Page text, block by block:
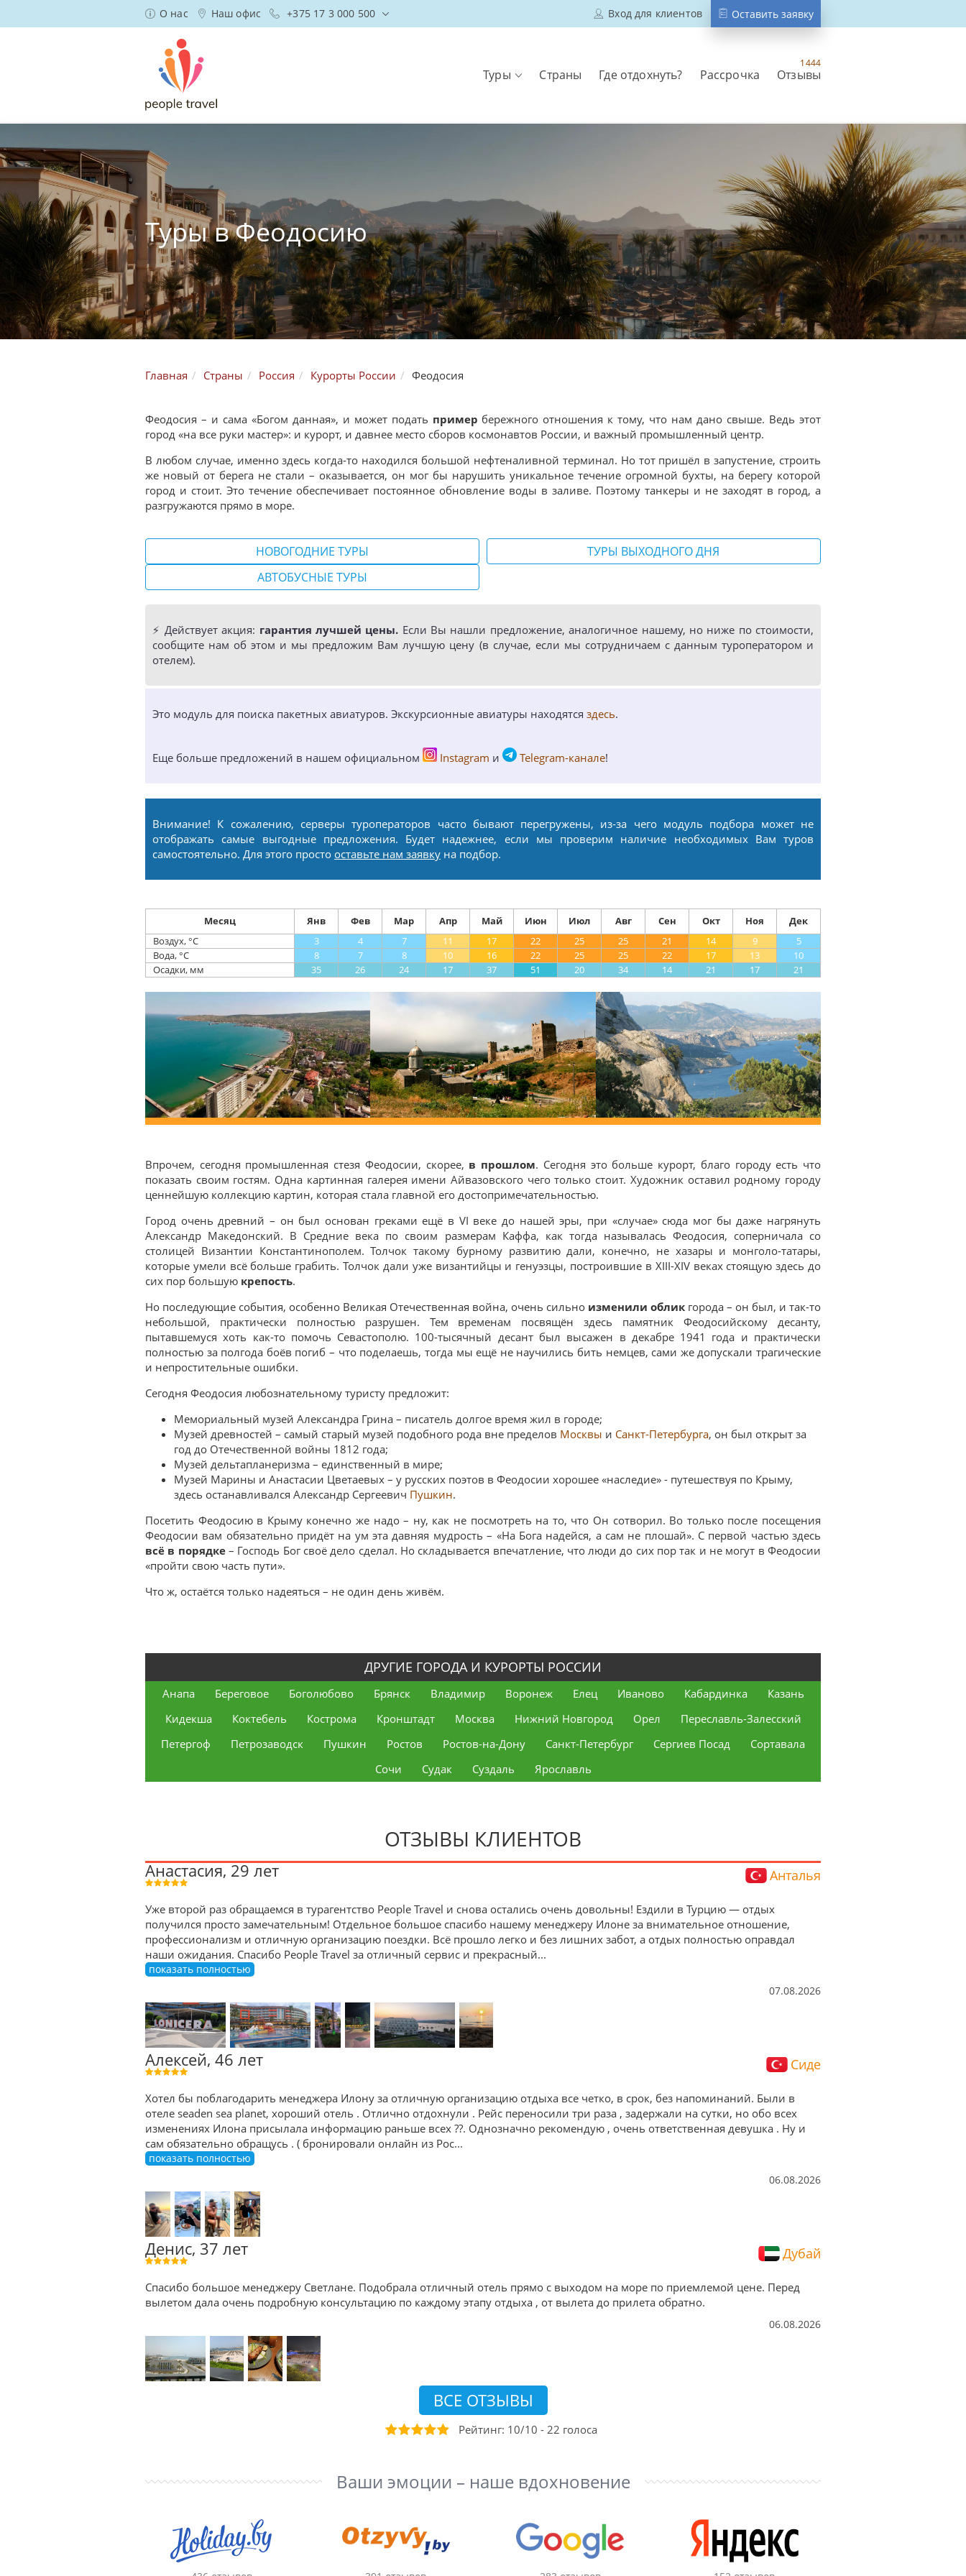
О нас Наш офис +375 17 3 000 500 Вход для клиентов Оставить заявку
Туры Страны Где отдохнуть? Рассрочка Отзывы
1444
Туры в Феодосию
Главная Страны Россия Курорты России Феодосия
Феодосия – и сама «Богом данная», и может подать пример бережного отношения к тому, что нам дано свыше. Ведь этот
город «на все руки мастер»: и курорт, и давнее место сборов космонавтов России, и важный промышленный центр.
В любом случае, именно здесь когда-то находился большой нефтеналивной терминал. Но тот пришёл в запустение, строить
же новый от берега не стали – оказывается, он мог бы нарушить уникальное течение огромной бухты, на берегу которой
город и стоит. Это течение обеспечивает постоянное обновление воды в заливе. Поэтому танкеры и не заходят в город, а
разгружаются прямо в море.
НОВОГОДНИЕ ТУРЫ
ТУРЫ ВЫХОДНОГО ДНЯ
АВТОБУСНЫЕ ТУРЫ
⚡️ Действует акция: гарантия лучшей цены. Если Вы нашли предложение, аналогичное нашему, но ниже по стоимости,
сообщите нам об этом и мы предложим Вам лучшую цену (в случае, если мы сотрудничаем с данным туроператором и
отелем).
Это модуль для поиска пакетных авиатуров. Экскурсионные авиатуры находятся здесь.
Еще больше предложений в нашем официальном Instagram и Telegram-канале!
Внимание! К сожалению, серверы туроператоров часто бывают перегружены, из-за чего модуль подбора может не
отображать самые выгодные предложения. Будет надежнее, если мы проверим наличие необходимых Вам туров
самостоятельно. Для этого просто оставьте нам заявку на подбор.
Месяц Янв Фев Мар Апр Май Июн Июл Авг Сен Окт Ноя
Дек
Воздух, °С
3 4 7 11 17 22 25 25 21 14 9
5
Вода, °С
8 7 8 10 16 22 25 25 22 17 13
10
Осадки, мм
35 26 24 17 37 51 20 34 14 21 17 21
Впрочем, сегодня промышленная стезя Феодосии, скорее, в прошлом. Сегодня это больше курорт, благо городу есть что
показать своим гостям. Одна картинная галерея имени Айвазовского чего только стоит. Художник оставил родному городу
ценнейшую коллекцию картин, которая стала главной его достопримечательностью.
Город очень древний – он был основан греками ещё в VI веке до нашей эры, при «случае» сюда мог бы даже нагрянуть
Александр Македонский. В Средние века по своим размерам Каффа, как тогда называлась Феодосия, соперничала со
столицей Византии Константинополем. Толчок такому бурному развитию дали, конечно, не хазары и монголо-татары,
которые умели всё больше грабить. Толчок дали уже византийцы и генуэзцы, построившие в XIII-XIV веках стоящую здесь до
сих пор большую крепость.
Но последующие события, особенно Великая Отечественная война, очень сильно изменили облик города – он был, и так-то
небольшой, практически полностью разрушен. Тем временам посвящён здесь памятник Феодосийскому десанту,
пытавшемуся хоть как-то помочь Севастополю. 100-тысячный десант был высажен в декабре 1941 года и практически
полностью за полгода боёв погиб – что поделаешь, тогда мы ещё не научились бить немцев, сами же допускали трагические
и непростительные ошибки.
Сегодня Феодосия любознательному туристу предложит:
Мемориальный музей Александра Грина – писатель долгое время жил в городе;
Музей древностей – самый старый музей подобного рода вне пределов Москвы и Санкт-Петербурга, он был открыт за
год до Отечественной войны 1812 года;
Музей дельтапланеризма – единственный в мире;
Музей Марины и Анастасии Цветаевых – у русских поэтов в Феодосии хорошее «наследие» - путешествуя по Крыму,
здесь останавливался Александр Сергеевич Пушкин.
Посетить Феодосию в Крыму конечно же надо – ну, как не посмотреть на то, что Он сотворил. Во только после посещения
Феодосии вам обязательно придёт на ум эта давняя мудрость – «На Бога надейся, а сам не плошай». С первой частью здесь
всё в порядке– Господь Бог своё дело сделал. Но складывается впечатление, что люди до сих пор так и не могут в Феодосии
«пройти свою часть пути».
Что ж, остаётся только надеяться – не один день живём.
ДРУГИЕ ГОРОДА И КУРОРТЫ РОССИИ
Анапа Береговое Боголюбово Брянск Владимир Воронеж Елец Иваново Кабардинка
Казань
Кидекша
Коктебель Кострома Кронштадт Москва Нижний Новгород Орел
Переславль-Залесский
Петергоф
Петрозаводск Пушкин Ростов Ростов-на-Дону Санкт-Петербург Сергиев Посад
Сортавала
Сочи
Судак Суздаль Ярославль
ОТЗЫВЫ КЛИЕНТОВ
Анастасия, 29 лет Анталья
Уже второй раз обращаемся в турагентство People Travel и снова остались очень довольны! Ездили в Турцию — отдых
получился просто замечательным! Отдельное большое спасибо нашему менеджеру Илоне за внимательное отношение,
профессионализм и отличную организацию поездки. Всё прошло легко и без лишних забот, а отдых полностью оправдал
наши ожидания. Спасибо People Travel за отличный сервис и прекрасный...
показать полностью
07.08.2026
Алексей, 46 лет Сиде
Хотел бы поблагодарить менеджера Илону за отличную организацию отдыха все четко, в срок, без напоминаний. Были в
отеле seaden sea planet, хороший отель . Отлично отдохнули . Рейс переносили три раза , задержали на сутки, но обо всех
изменениях Илона присылала информацию раньше всех ??. Однозначно рекомендую , очень ответственная девушка . Ну и
сам обязательно обращусь . ( бронировали онлайн из Рос...
показать полностью
06.08.2026
Денис, 37 лет Дубай
Спасибо большое менеджеру Светлане. Подобрала отличный отель прямо с выходом на море по приемлемой цене. Перед
вылетом дала очень подробную консультацию по каждому этапу отдыха , от вылета до прилета обратно.
06.08.2026
ВСЕ ОТЗЫВЫ
Рейтинг: 10/10 - 22 голоса
Ваши эмоции – наше вдохновение